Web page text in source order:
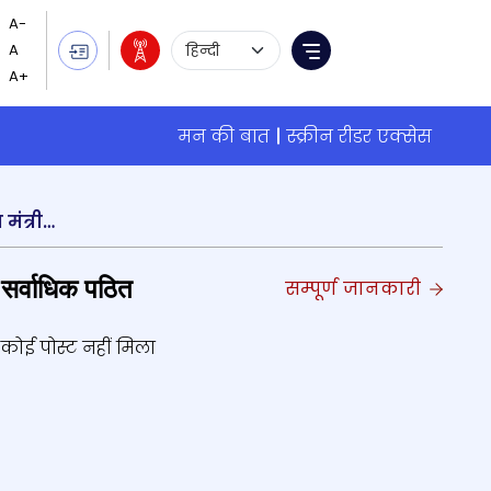
Language Selection
Menu
मन की बात स्क्रीन रीडर एक्सेस
भारत का लक्ष्य वर्ष 2030 तक 300 मीट्रिक टन की इस्पात क्षमता हासिल करना है- केंद्रीय इस्पात और भारी उद्योग मंत्री एच.डी. कुमारस्वामी
सर्वाधिक पठित सम्पूर्ण जानकारी
कोई पोस्ट नहीं मिला